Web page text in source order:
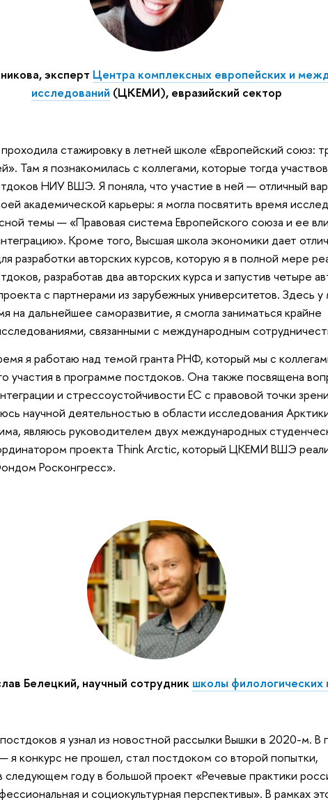
эксперт Центра комплексных европейских и
исследований (ЦКЕМИ), евразийский сектор
стажировку в летней школе «Европейский союз:
Там я познакомилась с коллегами, которые тогда
НИУ ВШЭ. Я поняла, что участие в ней — отличный
академической карьеры: я могла посвятить время
темы — «Правовая система Европейского союза и ее
Кроме того, Высшая школа экономики дает
разработки авторских курсов, которую я в полной мере
разработав два авторских курса и запустив четыре
с партнерами из зарубежных университетов. Здесь у
на дальнейшее саморазвитие, я смогла заниматься крайне
связанными с международным
я работаю над темой гранта РНФ, который мы с
участия в программе постдоков. Она также посвящена
и стрессоустойчивости ЕС с правовой точки
научной деятельностью в области исследования
являюсь руководителем двух международных
проекта Think Arctic, который ЦКЕМИ ВШЭ
Росконгресс».
Белецкий, научный сотрудник школы филологических
я узнал из новостной рассылки Вышки в 2020-м. В
я конкурс не прошел, стал постдоком со второй попытки,
следующем году в большой проект «Речевые практики
и социокультурная перспективы». В рамках